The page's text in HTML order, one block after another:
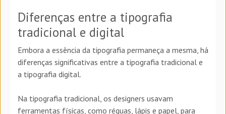
Diferenças entre a tipografia
tradicional e digital
Embora a essência da tipografia permaneça a mesma, há
diferenças significativas entre a tipografia tradicional e
a tipografia digital.
Na tipografia tradicional, os designers usavam
ferramentas físicas, como réguas, lápis e papel, para